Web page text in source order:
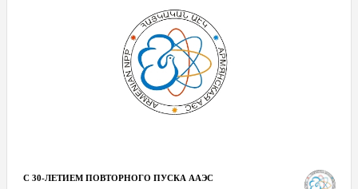
С 30-ЛЕТИЕМ ПОВТОРНОГО ПУСКА ААЭС